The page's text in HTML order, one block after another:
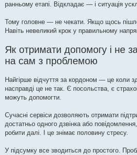
ранньому етапі. Відкладає — і ситуація
Тому головне — не чекати. Якщо щось пішло
Навіть невеликий крок у правильному
Як отримати допомогу і не
на сам з проблемою
Найгірше відчуття за кордоном — це коли
насправді це не так. Є посольства, є
можуть допомогти.
Сучасні сервіси дозволяють отримати
достатньо одного дзвінка або
робити далі. І це знімає половину стресу.
У підсумку все зводиться до простого.